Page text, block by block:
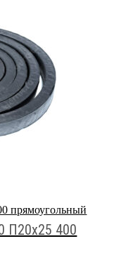
прямоугольный
П20х25 400